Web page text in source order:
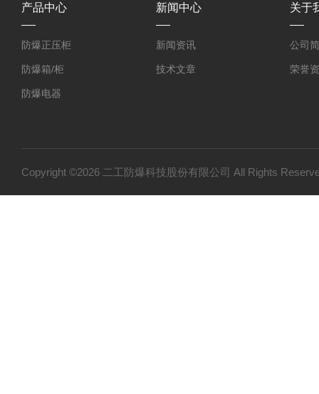
产品中心
防爆正压柜
防爆箱/柜
防爆电器
防爆小产品
新闻中心
新闻资讯
技术文章
关于
公司
荣誉
Copyright ©2026 二工防爆科技股份有限公司 All Rights